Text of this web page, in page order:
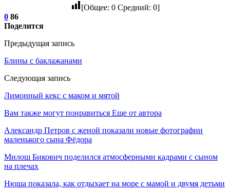
[Общее: 0Средний: 0]
0 86
Поделится
Предыдущая запись
Блины с баклажанами
Следующая запись
Лимонный кекс с маком и мятой
Вам также могут понравиться Еще от автора
Александр Петров с женой показали новые фотографии
маленького сына Фёдора
Милош Бикович поделился атмосферными кадрами с сыном
на плечах
Нюша показала, как отдыхает на море с мамой и двумя детьми